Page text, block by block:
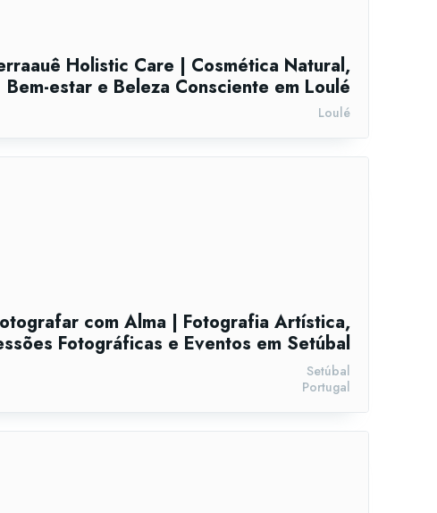
Holistic Care | Cosmética Natural,
Bem-estar e Beleza Consciente em Loulé
Loulé
com Alma | Fotografia Artística,
Fotográficas e Eventos em Setúbal
Portugal
Setúbal